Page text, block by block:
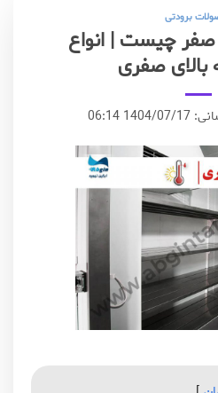
برودتی
صفر چیست | انواع
بالای صفری
17 06:14